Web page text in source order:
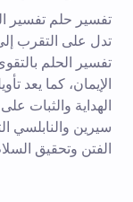
تفسير حلم تفسير
تدل على التقرب
تفسير الحلم
الإيمان، كما يعد
الهداية والثبات
سيرين والنابلسي
الفتن وتحقيق